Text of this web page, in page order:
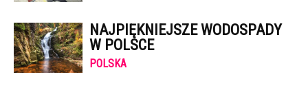
NAJPIĘKNIEJSZE WODOSPADY
W POLSCE
POLSKA